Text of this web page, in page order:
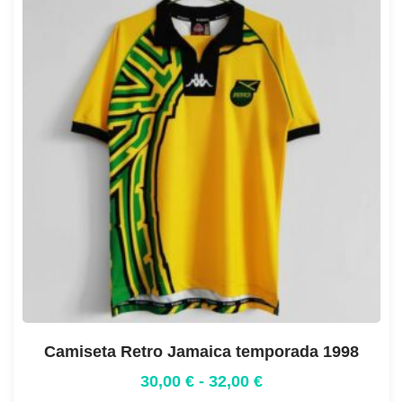
Camiseta Retro Jamaica temporada 1998
30,00 € - 32,00 €